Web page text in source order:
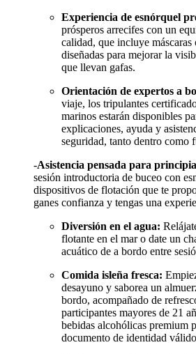
Experiencia de esnórquel
prósperos arrecifes con un
calidad, que incluye máscaras
diseñadas para mejorar la
que llevan gafas.
Orientación de expertos a
viaje, los tripulantes
marinos estarán disponibles
explicaciones, ayuda y
seguridad, tanto dentro como
-Asistencia pensada para
sesión introductoria de buceo con
dispositivos de flotación que te
ganes confianza y tengas una
Diversión en el agua:
flotante en el mar o date un
acuático de a bordo entre
Comida isleña fresca:
desayuno y saborea un
bordo, acompañado de
participantes mayores de 21
bebidas alcohólicas premium
documento de identidad